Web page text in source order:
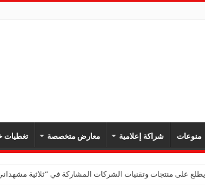
منوعات شراكة إعلامية معارض متخصصة تغطيات
على منتجات وتقنيات الشركات المشاركة في “ثلاثية مشهداني الصناعية